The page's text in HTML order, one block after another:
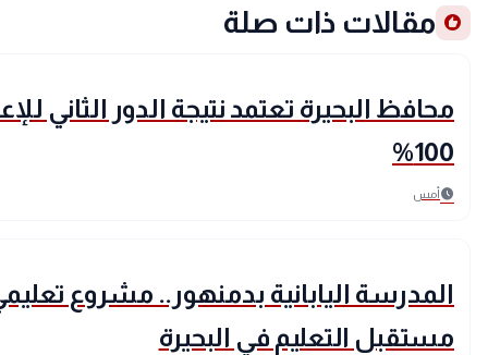
recommend مقالات ذات صلة
location_city
محافظ البحيرة تعتمد نتيجة الدور الثاني
100%
scheduleأمس
location_city
المدرسة اليابانية بدمنهور.. مشروع
مستقبل التعليم في البحيرة